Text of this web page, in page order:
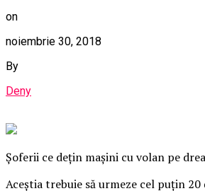
on
noiembrie 30, 2018
By
Deny
Șoferii ce deţin maşini cu volan pe
Aceştia trebuie să urmeze cel puţin